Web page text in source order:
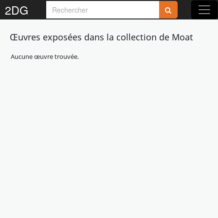
2DG
Œuvres exposées dans la collection de Moat
Aucune œuvre trouvée.